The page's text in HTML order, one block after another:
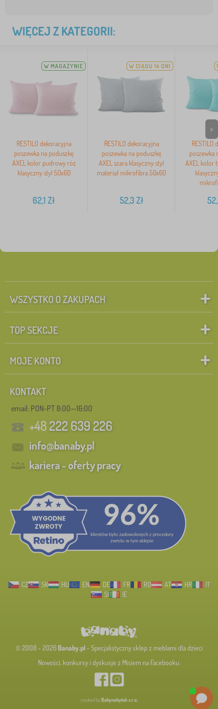
WIĘCEJ Z KATEGORII:
W MAGAZYNIE
RESTILO dekoracyjna
poszewka na poduszkę
AXEL kolor pudrowy róż
klasyczny styl 50x60
62,1 Zł
W CIĄGU 14 DNI
RESTILO dekoracyjna
poszewka na poduszkę
AXEL szara klasyczny styl
materiał mikrofibra 50x60
52,3Zł
RESTILO
poszewka
AXEL kolor
>
WSZYSTKO O ZAKUPACH
TOP SEKCJE
MOJE KONTO
KONTAKT
email: PON-PT 8:00—16:00
+48222 639 226
info@banaby.pl
kariera - oferty pracy
CZ SK HU EN DE FR RO AT HR
IT
SI
IE
© 2008 - 2026 Banaby.pl- Specjalistyczny sklep z meblami dla dzieci
Nowości, konkursy i dyskusje z Misiem na Facebooku.
created by Babynabytek s.r.o.